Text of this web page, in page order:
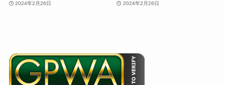
2024年2月26日 2024年2月26日